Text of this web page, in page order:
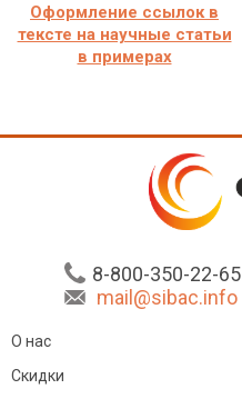
Оформление ссылок в
тексте на научные статьи
в примерах
8-800-350-22-65
mail@sibac.info
О нас
Скидки